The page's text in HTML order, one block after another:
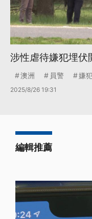
涉性虐待嫌犯埋伏
澳洲 員警 嫌
2025/8/26 19:31
編輯推薦